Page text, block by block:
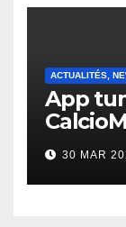
ACTUALITÉS,
App
2026
30 MAR